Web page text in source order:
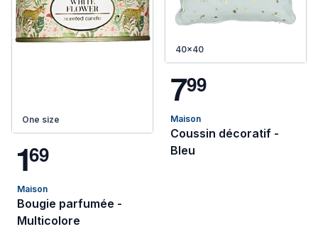
One size
169
Maison
Bougie parfumée -
Multicolore
40x40
799
Maison
Coussin décoratif -
Bleu